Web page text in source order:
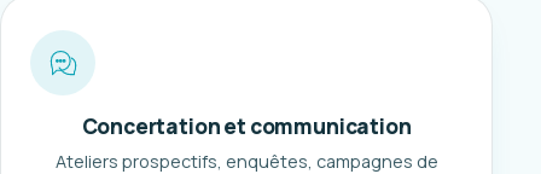
Concertation et communication
Ateliers prospectifs, enquêtes, campagnes de